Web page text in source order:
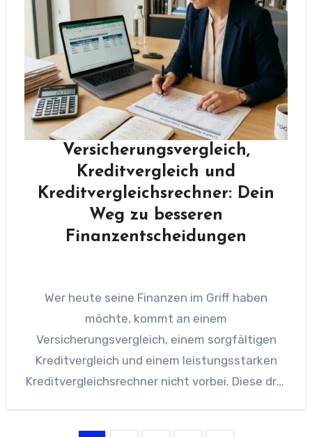
Versicherungsvergleich,
Kreditvergleich und
Kreditvergleichsrechner: Dein
Weg zu besseren
Finanzentscheidungen
Wer heute seine Finanzen im Griff haben
möchte, kommt an einem
Versicherungsvergleich, einem sorgfältigen
Kreditvergleich und einem leistungsstarken
Kreditvergleichsrechner nicht vorbei. Diese drei